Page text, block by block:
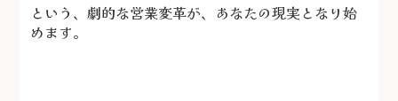
という、劇的な営業変革が、あなたの現実となり始
めます。